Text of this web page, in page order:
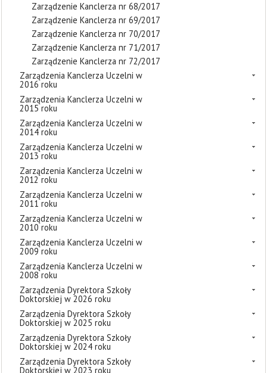
Zarządzenie Kanclerza nr 68/2017
Zarządzenie Kanclerza nr 69/2017
Zarządzenie Kanclerza nr 70/2017
Zarządzenie Kanclerza nr 71/2017
Zarządzenie Kanclerza nr 72/2017
Zarządzenia Kanclerza Uczelni w
2016 roku
Zarządzenia Kanclerza Uczelni w
2015 roku
Zarządzenia Kanclerza Uczelni w
2014 roku
Zarządzenia Kanclerza Uczelni w
2013 roku
Zarządzenia Kanclerza Uczelni w
2012 roku
Zarządzenia Kanclerza Uczelni w
2011 roku
Zarządzenia Kanclerza Uczelni w
2010 roku
Zarządzenia Kanclerza Uczelni w
2009 roku
Zarządzenia Kanclerza Uczelni w
2008 roku
Zarządzenia Dyrektora Szkoły
Doktorskiej w 2026 roku
Zarządzenia Dyrektora Szkoły
Doktorskiej w 2025 roku
Zarządzenia Dyrektora Szkoły
Doktorskiej w 2024 roku
Zarządzenia Dyrektora Szkoły
Doktorskiej w 2023 roku